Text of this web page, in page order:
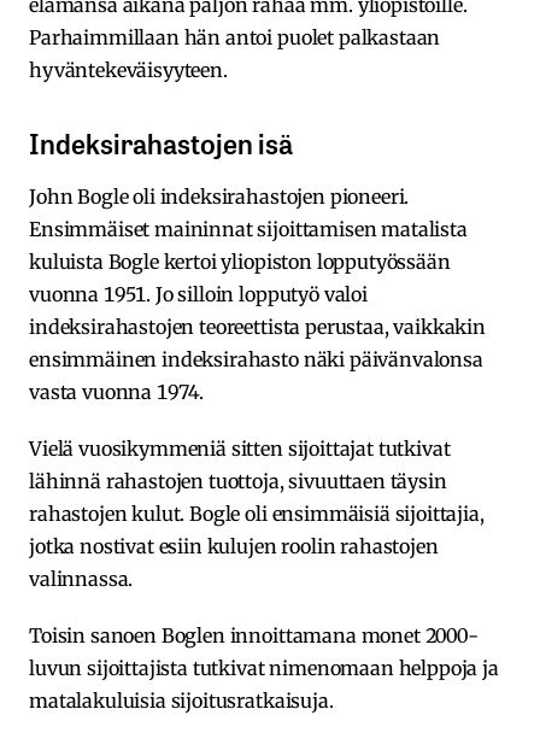
Parhaimmillaan hän antoi puolet palkastaan
hyväntekeväisyyteen.
Indeksirahastojen isä
John Bogle oli indeksirahastojen pioneeri.
Ensimmäiset maininnat sijoittamisen matalista
kuluista Bogle kertoi yliopiston lopputyössään
vuonna 1951. Jo silloin lopputyö valoi
indeksirahastojen teoreettista perustaa, vaikkakin
ensimmäinen indeksirahasto näki päivänvalonsa
vasta vuonna 1974.
Vielä vuosikymmeniä sitten sijoittajat tutkivat
lähinnä rahastojen tuottoja, sivuuttaen täysin
rahastojen kulut. Bogle oli ensimmäisiä sijoittajia,
jotka nostivat esiin kulujen roolin rahastojen
valinnassa.
Toisin sanoen Boglen innoittamana monet 2000-
luvun sijoittajista tutkivat nimenomaan helppoja ja
matalakuluisia sijoitusratkaisuja.